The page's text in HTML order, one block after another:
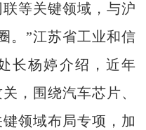
等关键领域，与沪
。”江苏省工业和信
长杨婷介绍，近年
，围绕汽车芯片、
领域布局专项，加